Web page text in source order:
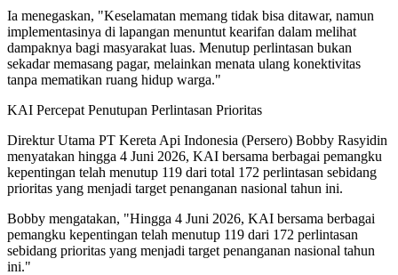
Ia menegaskan, "Keselamatan memang tidak bisa ditawar, namun
implementasinya di lapangan menuntut kearifan dalam melihat
dampaknya bagi masyarakat luas. Menutup perlintasan bukan
sekadar memasang pagar, melainkan menata ulang konektivitas
tanpa mematikan ruang hidup warga."
KAI Percepat Penutupan Perlintasan Prioritas
Direktur Utama PT Kereta Api Indonesia (Persero) Bobby Rasyidin
menyatakan hingga 4 Juni 2026, KAI bersama berbagai pemangku
kepentingan telah menutup 119 dari total 172 perlintasan sebidang
prioritas yang menjadi target penanganan nasional tahun ini.
Bobby mengatakan, "Hingga 4 Juni 2026, KAI bersama berbagai
pemangku kepentingan telah menutup 119 dari 172 perlintasan
sebidang prioritas yang menjadi target penanganan nasional tahun
ini."